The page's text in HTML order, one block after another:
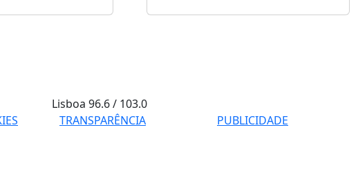
Lisboa96.6 / 103.0
TRANSPARÊNCIA
PUBLICIDADE